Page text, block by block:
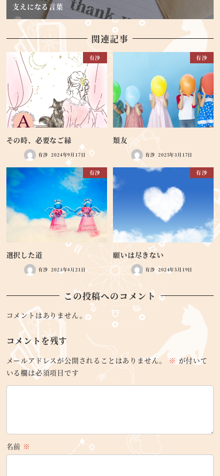
支えになる言葉
関連記事
有沙
その時、必要なご縁
有沙 2024年9月17日
有沙
類友
有沙 2025年3月17日
有沙
選択した道
有沙 2023年4月21日
有沙
願いは尽きない
有沙 2024年5月19日
この投稿へのコメント
コメントはありません。
コメントを残す
メールアドレスが公開されることはありません。 ※が付いて
いる欄は必須項目です
名前 ※